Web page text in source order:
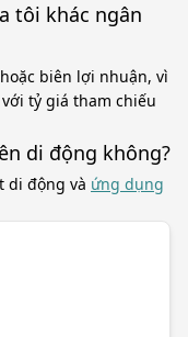
tôi khác ngân
biên lợi nhuận, vì
tỷ giá tham chiếu
di động không?
di động và ứng dụng